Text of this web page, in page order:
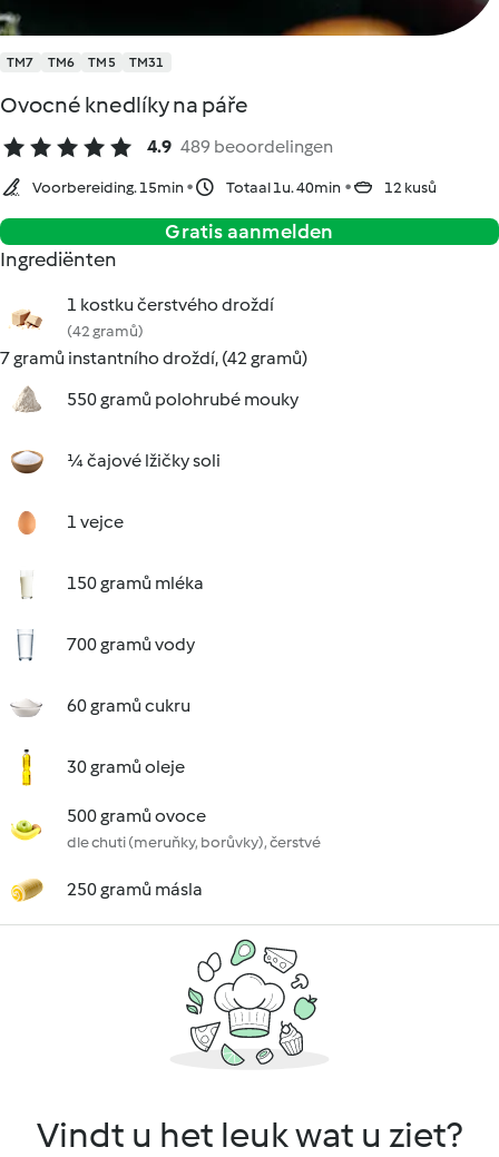
TM7 TM6 TM5 TM31
Ovocné knedlíky na páře
4.9 489 beoordelingen
Voorbereiding. 15min Totaal 1u. 40min 12 kusů
Gratis aanmelden
Ingrediënten
1 kostku čerstvého droždí
(42 gramů)
7 gramů instantního droždí, (42 gramů)
550 gramů polohrubé mouky
¼ čajové lžičky soli
1 vejce
150 gramů mléka
700 gramů vody
60 gramů cukru
30 gramů oleje
500 gramů ovoce
dle chuti (meruňky, borůvky), čerstvé
250 gramů másla
Vindt u het leuk wat u ziet?